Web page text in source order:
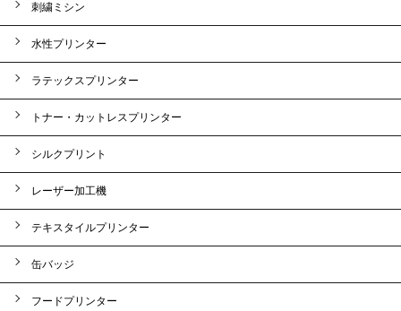
刺繍ミシン
水性プリンター
ラテックスプリンター
トナー・カットレスプリンター
シルクプリント
レーザー加工機
テキスタイルプリンター
缶バッジ
フードプリンター